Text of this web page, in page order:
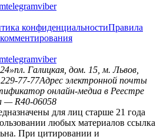
telegramviber
конфиденциальностиПравила
telegramviber
пл. Галицкая, дом. 15, м. Львов,
77-77Адрес электронной почты
онлайн-медиа в Реестре
— R40-06058
для лиц старше 21 года
любых материалов ссылка
При цитировании и